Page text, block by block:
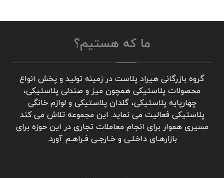
ما که هستیم؟
گروه بازرگانی هیراد پلاست در زمینه تولید و پخش انواع
محصولات پلاستیکی همچون میز و صندلی پلاستیکی،
چهارپایه پلاستیکی، گلدان پلاستیکی و لوازم خانگی
پلاستیکی فعالیت می نماید. این مجموعه تلاش می کند
مسیری هموار برای انجام معاملات تجاری در این حوزه برای
بازارهـای داخـلـی و خـارجـی فـراهـم آورد.